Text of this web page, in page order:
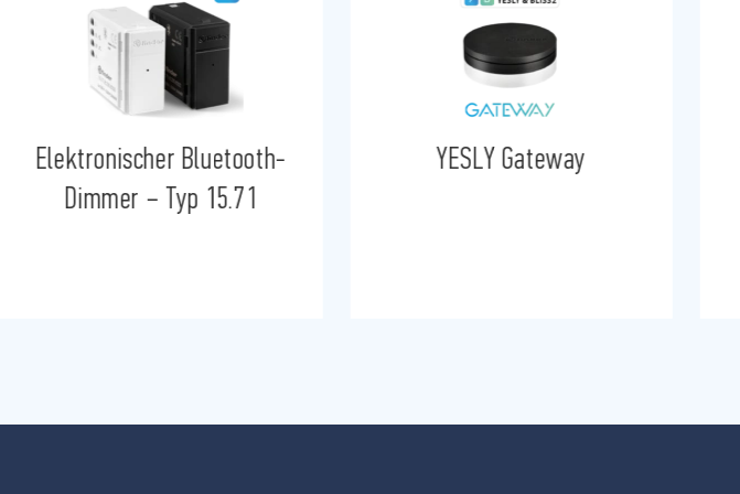
Elektronischer Bluetooth-
Dimmer – Typ 15.71
YESLY Gateway